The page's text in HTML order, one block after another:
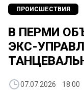
ПРОИСШЕСТВИЯ
В ПЕРМИ
ЭКС-
07.07.2026 18:00